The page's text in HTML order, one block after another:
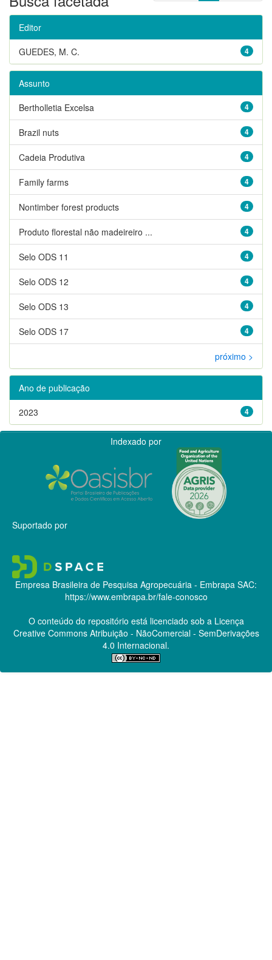
Editor
4
GUEDES, M. C.
Assunto
4
Bertholletia Excelsa
4
Brazil nuts
4
Cadeia Produtiva
4
Family farms
4
Nontimber forest products
4
Produto florestal não madeireiro ...
4
Selo ODS 11
4
Selo ODS 12
4
Selo ODS 13
4
Selo ODS 17
próximo >
Ano de publicação
4
2023
Indexado por
Suportado por
Empresa Brasileira de Pesquisa Agropecuária - Embrapa SAC:
https://www.embrapa.br/fale-conosco
O conteúdo do repositório está licenciado sob a Licença
Creative CommonsAtribuição - NãoComercial - SemDerivações
4.0 Internacional.